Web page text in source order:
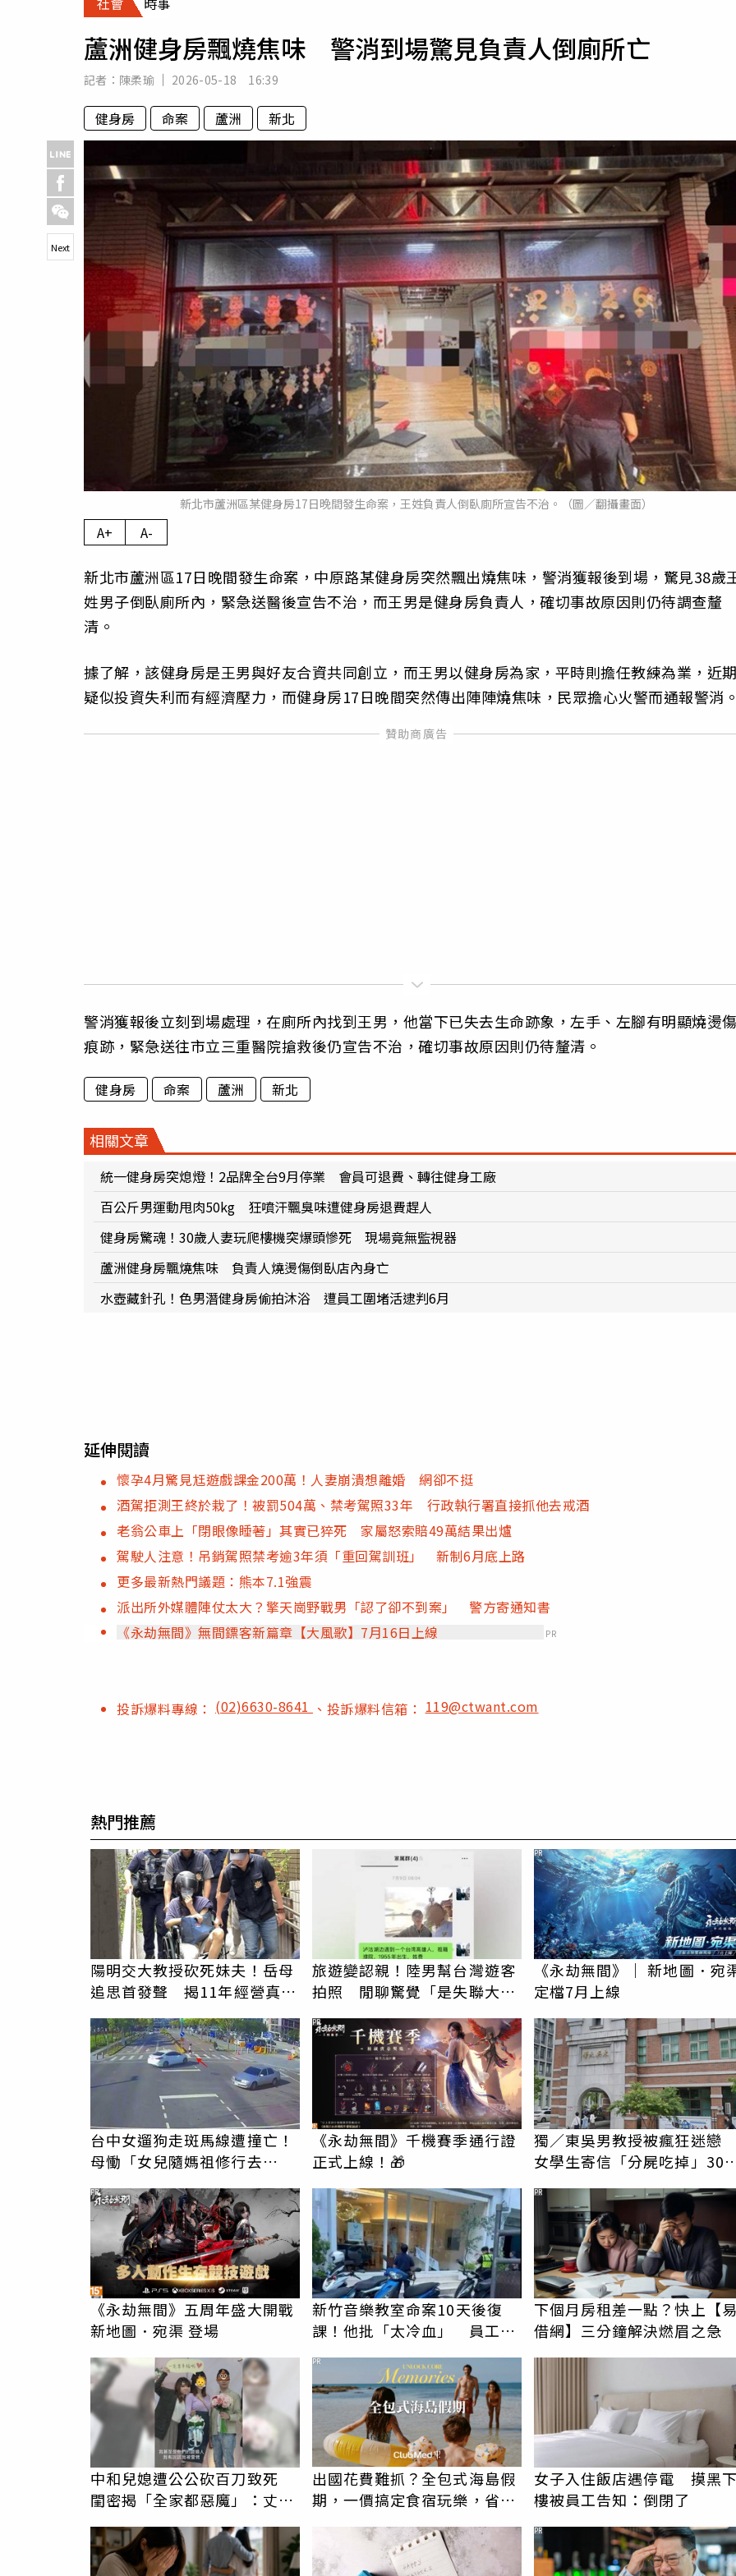
專欄
房產新勢力
運勢
蘆洲健身房飄燒焦味 警消到場驚見負責人倒廁所亡
記者： 陳柔瑜 2026-05-18 16:39
健身房 命案 蘆洲 新北
新北市蘆洲區某健身房17日晚間發生命案，王姓負責人倒臥廁所宣告不治。（圖／翻攝畫面）
Next
A+ A-
新北市蘆洲區17日晚間發生命案，中原路某健身房突然飄出燒焦味，警消獲報後到場，驚見38歲
姓男子倒臥廁所內，緊急送醫後宣告不治，而王男是健身房負責人，確切事故原因則仍待調查釐
清。
據了解，該健身房是王男與好友合資共同創立，而王男以健身房為家，平時則擔任教練為業，近
疑似投資失利而有經濟壓力，而健身房17日晚間突然傳出陣陣燒焦味，民眾擔心火警而通報警消
警消獲報後立刻到場處理，在廁所內找到王男，他當下已失去生命跡象，左手、左腳有明顯燒燙
痕跡，緊急送往市立三重醫院搶救後仍宣告不治，確切事故原因則仍待釐清。
健身房 命案 蘆洲 新北
相關文章
統一健身房突熄燈！2品牌全台9月停業 會員可退費、轉往健身工廠
百公斤男運動甩肉50kg 狂噴汗飄臭味遭健身房退費趕人
健身房驚魂！30歲人妻玩爬樓機突爆頭慘死 現場竟無監視器
蘆洲健身房飄燒焦味 負責人燒燙傷倒臥店內身亡
水壺藏針孔！色男潛健身房偷拍沐浴 遭員工圍堵活逮判6月
延伸閱讀
懷孕4月驚見尪遊戲課金200萬！人妻崩潰想離婚 網卻不挺
酒駕拒測王終於栽了！被罰504萬、禁考駕照33年 行政執行署直接抓他去戒酒
老翁公車上「閉眼像睡著」其實已猝死 家屬怒索賠49萬結果出爐
駕駛人注意！吊銷駕照禁考逾3年須「重回駕訓班」 新制6月底上路
更多最新熱門議題：熊本7.1強震
派出所外媒體陣仗太大？擎天崗野戰男「認了卻不到案」 警方寄通知書
《永劫無間》無間鏢客新篇章【大風歌】7月16日上線
PR
投訴爆料專線： (02)6630-8641 、投訴爆料信箱：119@ctwant.com
熱門推薦
陽明交大教授砍死妹夫！岳母
追思首發聲 揭11年經營真相
駁「爭產」
旅遊變認親！陸男幫台灣遊客
拍照 閒聊驚覺「是失聯大
伯」奇蹟重逢
《永劫無間》｜ 新地圖．宛
定檔7月上線
PR
台中女遛狗走斑馬線遭撞亡！
母慟「女兒隨媽祖修行去
《永劫無間》千機賽季通行證
正式上線！🎁
PR
獨／東吳男教授被瘋狂迷
女學生寄信「分屍吃掉」30
《永劫無間》五周年盛大開戰
新地圖．宛渠 登場
PR
新竹音樂教室命案10天後復
課！他批「太冷血」 員工怒
下個月房租差一點？快上【
借網】三分鐘解決燃眉之急
PR
中和兒媳遭公公砍百刀致死
閨密揭「全家都惡魔」：丈夫
出國花費難抓？全包式海島假
期，一價搞定食宿玩樂，省錢
PR
女子入住飯店遇停電 摸黑
樓被員工告知：倒閉了
PR